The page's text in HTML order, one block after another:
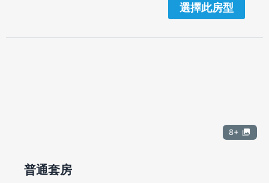
選擇此房型
8+
普通套房